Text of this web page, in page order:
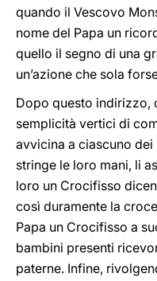
quando il Vescovo
nome del Papa un
quello il segno di una
un’azione che sola
Dopo questo indirizzo,
semplicità vertici di
avvicina a ciascuno dei
stringe le loro mani, li
loro un Crocifisso
così duramente la
Papa un Crocifisso a
bambini presenti
paterne. Infine,